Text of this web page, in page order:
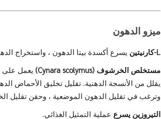
ميزو الدهون
L-كارنيتين
يسرع أكسدة بيتا الدهون ، واستخراج
مستخلص الخرشوف (Cynara scolymus)
يعمل على
يقلل من الأنسجة الدهنية. تقليل تخليق الأحماض
وترغب في تقليل الدهون الموضعية ، وحقن تقليل
التيروزين يسرع عملية التمثيل الغذائي.